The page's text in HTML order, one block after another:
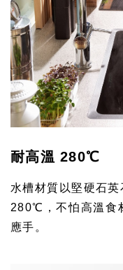
耐高溫 280℃
水槽材質以堅硬石
280℃，不怕高溫食
應手。